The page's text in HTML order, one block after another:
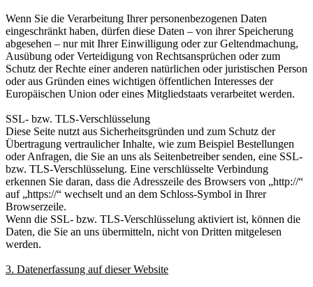
Wenn Sie die Verarbeitung Ihrer personenbezogenen Daten
eingeschränkt haben, dürfen diese Daten – von ihrer Speicherung
abgesehen – nur mit Ihrer Einwilligung oder zur Geltendmachung,
Ausübung oder Verteidigung von Rechtsansprüchen oder zum
Schutz der Rechte einer anderen natürlichen oder juristischen Person
oder aus Gründen eines wichtigen öffentlichen Interesses der
Europäischen Union oder eines Mitgliedstaats verarbeitet werden.
SSL- bzw. TLS-Verschlüsselung
Diese Seite nutzt aus Sicherheitsgründen und zum Schutz der
Übertragung vertraulicher Inhalte, wie zum Beispiel Bestellungen
oder Anfragen, die Sie an uns als Seitenbetreiber senden, eine SSL-
bzw. TLS-Verschlüsselung. Eine verschlüsselte Verbindung
erkennen Sie daran, dass die Adresszeile des Browsers von „http://“
auf „https://“ wechselt und an dem Schloss-Symbol in Ihrer
Browserzeile.
Wenn die SSL- bzw. TLS-Verschlüsselung aktiviert ist, können die
Daten, die Sie an uns übermitteln, nicht von Dritten mitgelesen
werden.
3. Datenerfassung auf dieser Website